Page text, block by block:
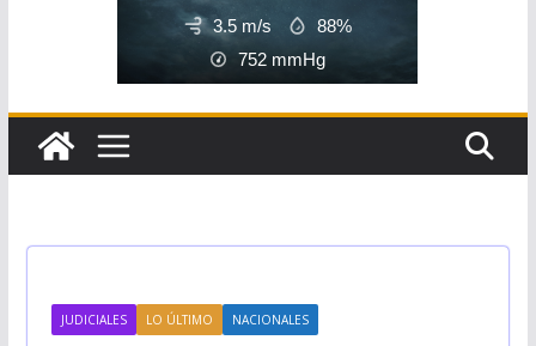
3.5 m/s
88%
752 mmHg
JUDICIALES LO ÚLTIMO NACIONALES